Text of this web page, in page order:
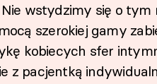
wstydzimy się o tym
szerokiej gamy
kobiecych sfer
z pacjentką